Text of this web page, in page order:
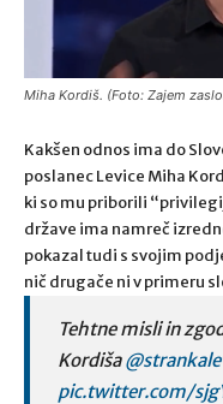
Miha Kordiš. (Foto: Zajem
Kakšen odnos ima do
poslanec Levice Miha
ki so mu priborili
države ima namreč
pokazal tudi s svojim
nič drugače ni v primeru
Tehtne misli in
Kordiša
pic.twitter.com/